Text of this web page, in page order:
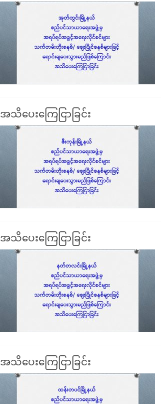
အသိပေးကြေငြာခြင်း
အသိပေးကြေငြာခြင်း
အသိပေးကြေငြာခြင်း